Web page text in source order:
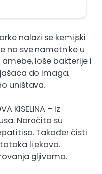
nalazi se kemijski
na sve nametnike u
loše bakterije i
do imaga.
uništava.
KISELINA – Iz
Naročito su
Također čisti
lijekova.
gljivama.